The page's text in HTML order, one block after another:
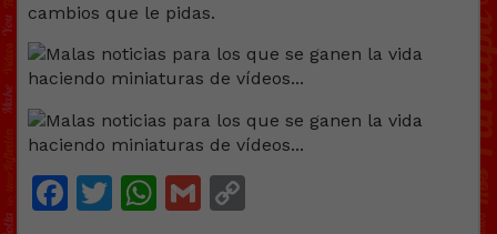
cambios que le pidas.
Facebook
Twitter
WhatsApp
Gmail